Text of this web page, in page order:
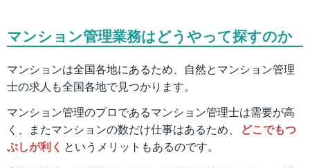
マンション管理業務はどうやって探すのか
マンションは全国各地にあるため、自然とマンション管理
士の求人も全国各地で見つかります。
マンション管理のプロであるマンション管理士は需要が高
く、またマンションの数だけ仕事はあるため、
どこでもつ
ぶしが利く というメリットもあるのです。